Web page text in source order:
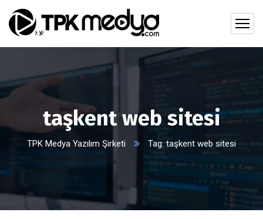
taşkent web sitesi
TPK Medya Yazılım Şirketi Tag: taşkent web sitesi